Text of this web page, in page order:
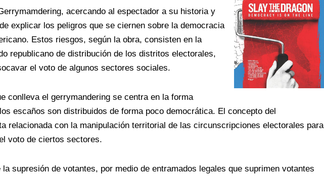
, acercando al espectador a su historia y
explicar los peligros que se ciernen sobre la democracia
Estos riesgos, según la obra, consisten en la
republicano de distribución de los distritos electorales,
el voto de algunos sectores sociales.
conlleva el gerrymandering se centra en la forma
escaños son distribuidos de forma poco democrática. El concepto del
relacionada con la manipulación territorial de las circunscripciones electorales para
voto de ciertos sectores.
supresión de votantes, por medio de entramados legales que suprimen votantes